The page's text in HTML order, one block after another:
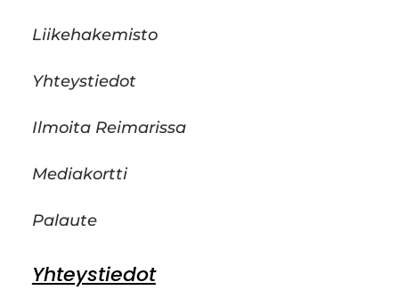
Liikehakemisto
Yhteystiedot
Ilmoita Reimarissa
Mediakortti
Palaute
Yhteystiedot